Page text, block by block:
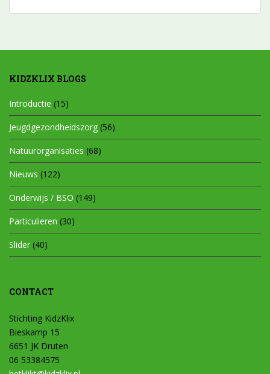
KIDZKLIX BLOGS
Introductie (15)
Jeugdgezondheidszorg (56)
Natuurorganisaties (68)
Nieuws (122)
Onderwijs / BSO (149)
Particulieren (30)
Slider (40)
CONTACT
Stichting KidzKlix
Bieskamp 15
6651 JK Druten
06 53384575